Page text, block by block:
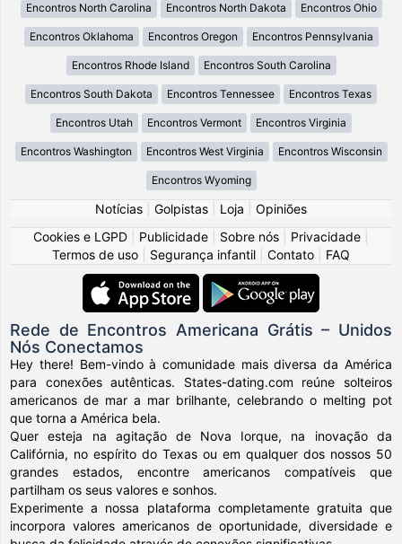
Encontros North Carolina Encontros North Dakota Encontros Ohio
Encontros Oklahoma Encontros Oregon Encontros Pennsylvania
Encontros Rhode Island Encontros South Carolina
Encontros South Dakota Encontros Tennessee Encontros Texas
Encontros Utah Encontros Vermont Encontros Virginia
Encontros Washington Encontros West Virginia Encontros Wisconsin
Encontros Wyoming
Notícias Golpistas Loja
Opiniões
Cookies e LGPD
Publicidade Sobre nós Privacidade
Termos de uso
Segurança infantil Contato FAQ
Rede de Encontros Americana Grátis – Unidos
Nós Conectamos
Hey there! Bem-vindo à comunidade mais diversa da América
para conexões autênticas. States-dating.com reúne solteiros
americanos de mar a mar brilhante, celebrando o melting pot
que torna a América bela.
Quer esteja na agitação de Nova Iorque, na inovação da
Califórnia, no espírito do Texas ou em qualquer dos nossos 50
grandes estados, encontre americanos compatíveis que
partilham os seus valores e sonhos.
Experimente a nossa plataforma completamente gratuita que
incorpora valores americanos de oportunidade, diversidade e